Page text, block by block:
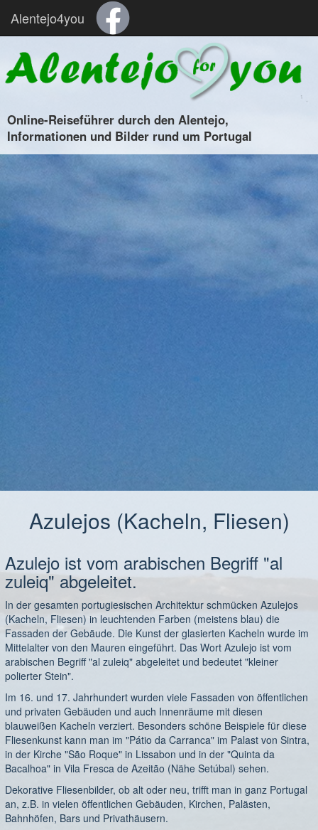
Alentejo4you
Online-Reiseführer durch den Alentejo,
Informationen und Bilder rund um Portugal
Azulejos (Kacheln, Fliesen)
Azulejo ist vom arabischen Begriff "al
zuleiq" abgeleitet.
In der gesamten portugiesischen Architektur schmücken Azulejos
(Kacheln, Fliesen) in leuchtenden Farben (meistens blau) die
Fassaden der Gebäude. Die Kunst der glasierten Kacheln wurde im
Mittelalter von den Mauren eingeführt. Das Wort Azulejo ist vom
arabischen Begriff "al zuleiq" abgeleitet und bedeutet "kleiner
polierter Stein".
Im 16. und 17. Jahrhundert wurden viele Fassaden von öffentlichen
und privaten Gebäuden und auch Innenräume mit diesen
blauweißen Kacheln verziert. Besonders schöne Beispiele für diese
Fliesenkunst kann man im "Pátio da Carranca" im Palast von Sintra,
in der Kirche "São Roque" in Lissabon und in der "Quinta da
Bacalhoa" in Vila Fresca de Azeitão (Nähe Setúbal) sehen.
Dekorative Fliesenbilder, ob alt oder neu, trifft man in ganz Portugal
an, z.B. in vielen öffentlichen Gebäuden, Kirchen, Palästen,
Bahnhöfen, Bars und Privathäusern.